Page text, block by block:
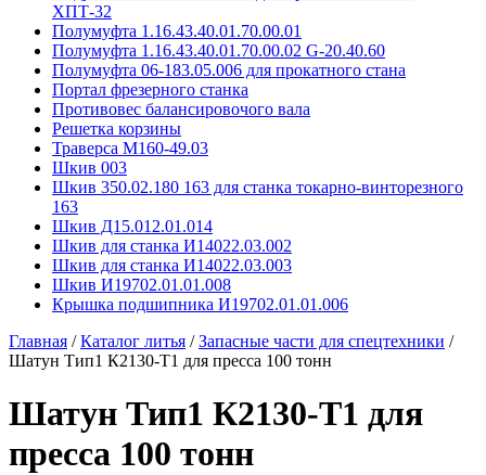
ХПТ-32
Полумуфта 1.16.43.40.01.70.00.01
Полумуфта 1.16.43.40.01.70.00.02 G-20.40.60
Полумуфта 06-183.05.006 для прокатного стана
Портал фрезерного станка
Противовес балансировочого вала
Решетка корзины
Траверса М160-49.03
Шкив 003
Шкив 350.02.180 163 для станка токарно-винторезного
163
Шкив Д15.012.01.014
Шкив для станка И14022.03.002
Шкив для станка И14022.03.003
Шкив И19702.01.01.008
Крышка подшипника И19702.01.01.006
Главная /Каталог литья /Запасные части для спецтехники /
Шатун Тип1 К2130-Т1 для пресса 100 тонн
Шатун Тип1 К2130-Т1 для
пресса 100 тонн